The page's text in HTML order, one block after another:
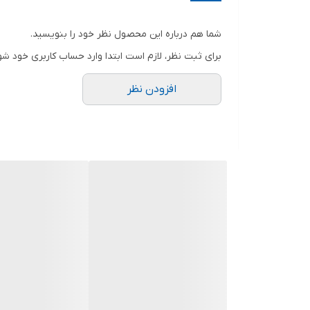
شما هم درباره این محصول نظر خود را بنویسید.
برای ثبت نظر، لازم است ابتدا وارد حساب کاربری خود
افزودن نظر